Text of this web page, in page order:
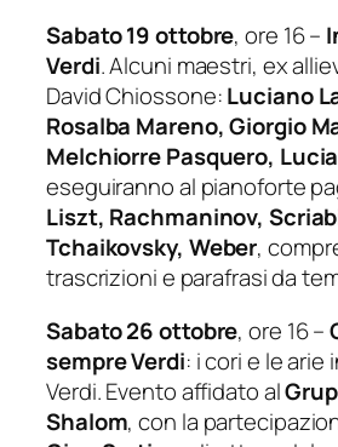
Sabato 19 ottobre, ore 16 –
Verdi. Alcuni maestri, ex
David Chiossone:Luciano
Rosalba Mareno, Giorgio
Melchiorre Pasquero,
eseguiranno al pianoforte
Liszt, Rachmaninov,
Tchaikovsky, Weber,
trascrizioni e parafrasi da
Sabato 26 ottobre, ore 16 –
sempre Verdi: i cori e le arie
Verdi. Evento affidato al
Shalom, con la